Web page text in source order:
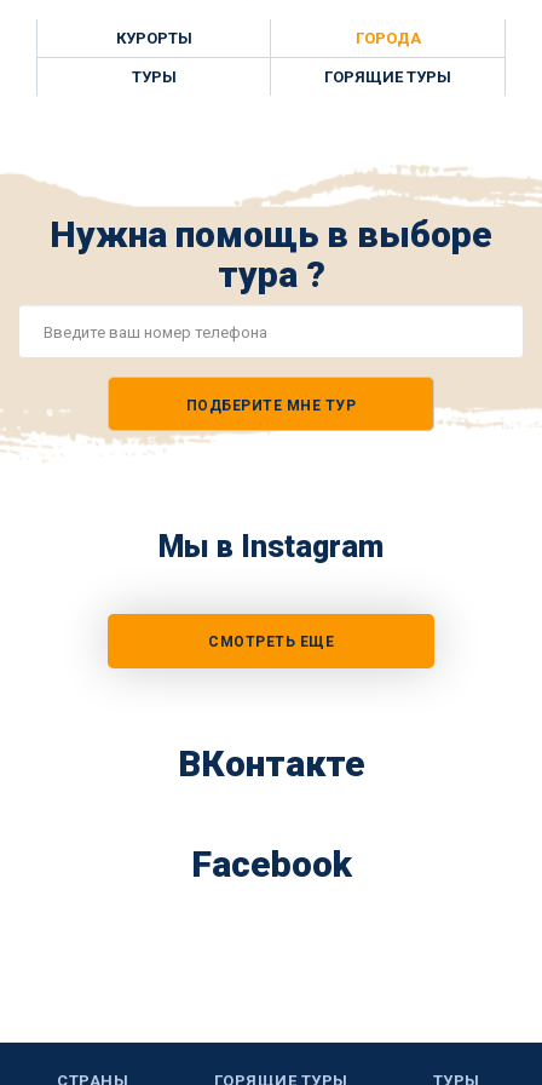
КУРОРТЫ ГОРОДА
ТУРЫ ГОРЯЩИЕ ТУРЫ
Нужна помощь в выборе
тура ?
ПОДБЕРИТЕ МНЕ ТУР
Мы в Instagram
СМОТРЕТЬ ЕЩЕ
ВКонтакте
Facebook
СТРАНЫ ГОРЯЩИЕ ТУРЫ ТУРЫ